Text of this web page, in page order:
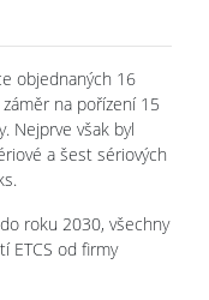
objednaných 16
na pořízení 15
Nejprve však byl
a šest sériových
roku 2030, všechny
ETCS od firmy